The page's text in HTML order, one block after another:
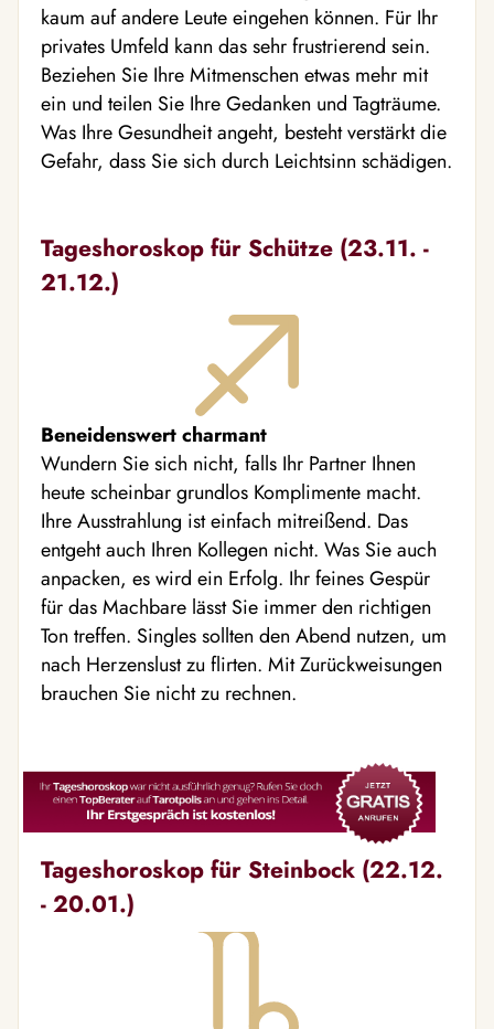
kaum auf andere Leute eingehen können. Für Ihr
privates Umfeld kann das sehr frustrierend sein.
Beziehen Sie Ihre Mitmenschen etwas mehr mit
ein und teilen Sie Ihre Gedanken und Tagträume.
Was Ihre Gesundheit angeht, besteht verstärkt die
Gefahr, dass Sie sich durch Leichtsinn schädigen.
Tageshoroskop für Schütze (23.11. -
21.12.)
Beneidenswert charmant
Wundern Sie sich nicht, falls Ihr Partner Ihnen
heute scheinbar grundlos Komplimente macht.
Ihre Ausstrahlung ist einfach mitreißend. Das
entgeht auch Ihren Kollegen nicht. Was Sie auch
anpacken, es wird ein Erfolg. Ihr feines Gespür
für das Machbare lässt Sie immer den richtigen
Ton treffen. Singles sollten den Abend nutzen, um
nach Herzenslust zu flirten. Mit Zurückweisungen
brauchen Sie nicht zu rechnen.
Tageshoroskop für Steinbock (22.12.
- 20.01.)